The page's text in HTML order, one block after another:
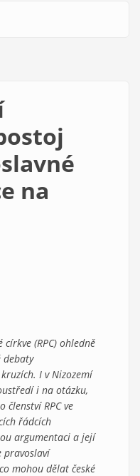
na
(RPC) ohledně
debaty
I v Nizozemí
i na otázku,
členství RPC ve
řádcích
argumentaci a její
pravoslaví
mohou dělat české